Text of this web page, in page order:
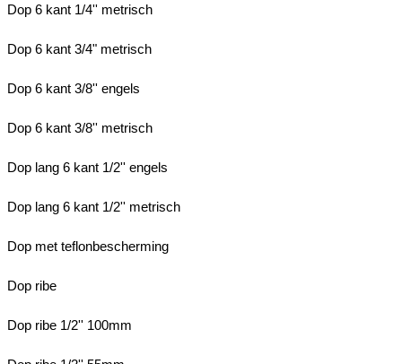
Dop 6 kant 1/4'' metrisch
Dop 6 kant 3/4" metrisch
Dop 6 kant 3/8'' engels
Dop 6 kant 3/8'' metrisch
Dop lang 6 kant 1/2'' engels
Dop lang 6 kant 1/2'' metrisch
Dop met teflonbescherming
Dop ribe
Dop ribe 1/2'' 100mm